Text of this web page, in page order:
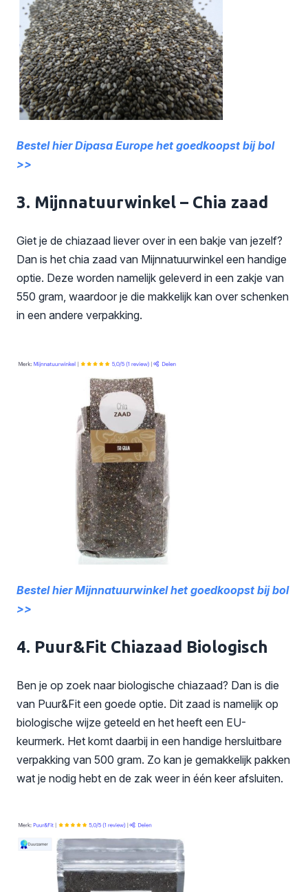
Bestel hier Dipasa Europe het goedkoopst bij bol
>>
3. Mijnnatuurwinkel – Chia zaad
Giet je de chiazaad liever over in een bakje van jezelf?
Dan is het chia zaad van Mijnnatuurwinkel een handige
optie. Deze worden namelijk geleverd in een zakje van
550 gram, waardoor je die makkelijk kan over schenken
in een andere verpakking.
Bestel hier Mijnnatuurwinkel het goedkoopst bij bol
>>
4. Puur&Fit Chiazaad Biologisch
Ben je op zoek naar biologische chiazaad? Dan is die
van Puur&Fit een goede optie. Dit zaad is namelijk op
biologische wijze geteeld en het heeft een EU-
keurmerk. Het komt daarbij in een handige hersluitbare
verpakking van 500 gram. Zo kan je gemakkelijk pakken
wat je nodig hebt en de zak weer in één keer afsluiten.